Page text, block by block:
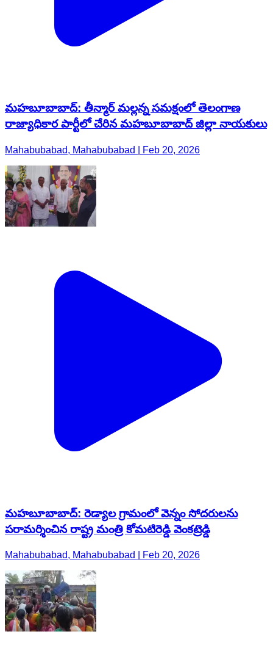
మహబూబాబాద్: తీన్మార్ మల్లన్న సమక్షంలో తెలంగాణ
రాజ్యాధికార పార్టీలో చేరిన మహబూబాబాద్ జిల్లా నాయకులు
Mahabubabad, Mahabubabad | Feb 20, 2026
మహబూబాబాద్: రెడ్యాల గ్రామంలో వెన్నం సోదరులను
పరామర్శించిన రాష్ట్ర మంత్రి కోమటిరెడ్డి వెంకట్రెడ్డి
Mahabubabad, Mahabubabad | Feb 20, 2026